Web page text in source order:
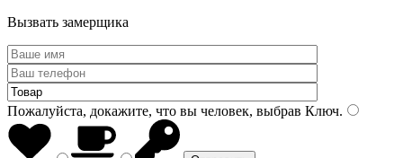
Вызвать замерщика
Пожалуйста, докажите, что вы человек, выбрав Ключ.